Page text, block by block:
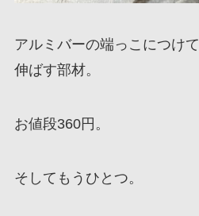
アルミバーの端っこにつけ
伸ばす部材。
お値段360円。
そしてもうひとつ。